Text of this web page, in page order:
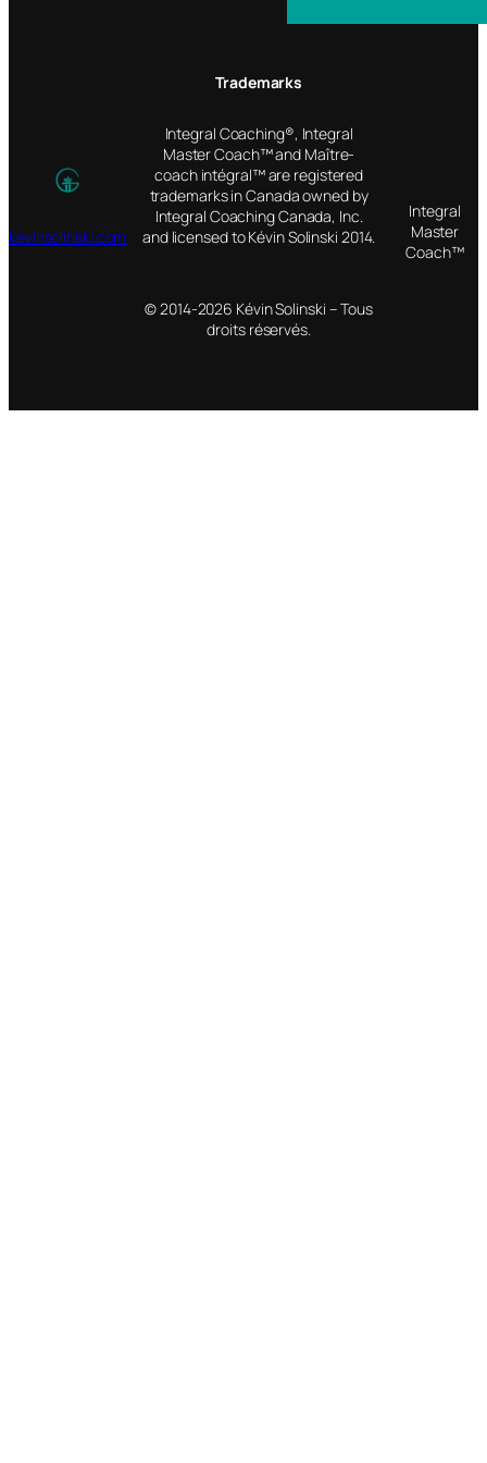
kevinsolinski.com
Trademarks
Integral Coaching®, Integral
Master Coach™ and Maître-
coach intégral™ are registered
trademarks in Canada owned by
Integral Coaching Canada, Inc.
and licensed to Kévin Solinski 2014.
© 2014-2026 Kévin Solinski – Tous
droits réservés.
Integral
Master
Coach™